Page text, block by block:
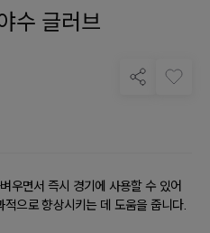
수 글러브
우면서 즉시 경기에 사용할 수 있어
으로 향상시키는 데 도움을 줍니다.